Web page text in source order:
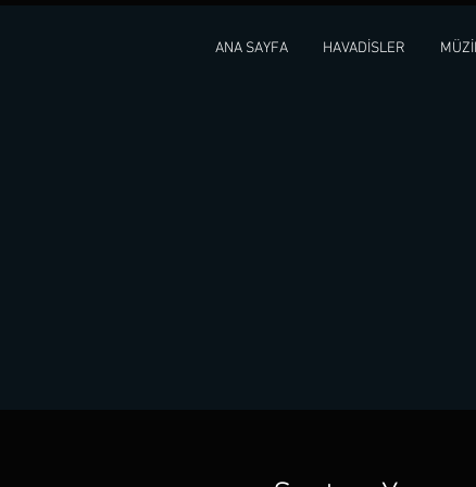
ANA SAYFA HAVADİSLER